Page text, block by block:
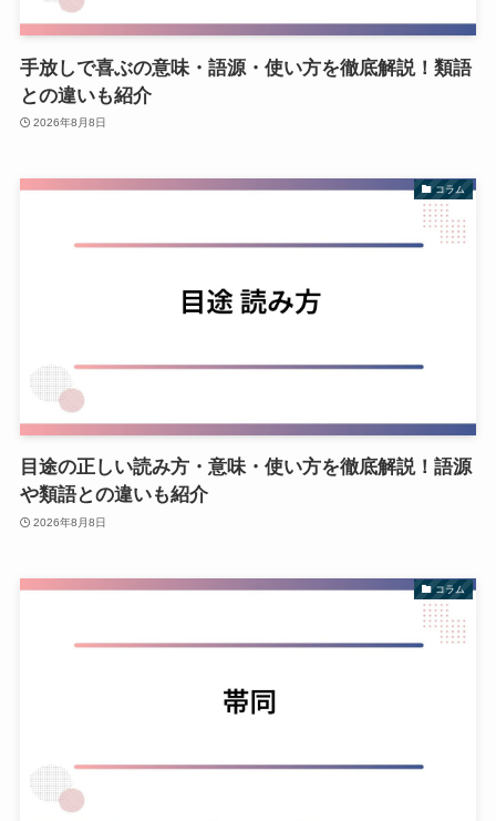
手放しで喜ぶの意味・語源・使い方を徹底解説！類語
との違いも紹介
2026年8月8日
コラム
目途の正しい読み方・意味・使い方を徹底解説！語源
や類語との違いも紹介
2026年8月8日
コラム